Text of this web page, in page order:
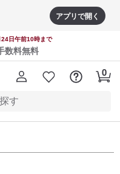
アプリで開く
日午前10時まで
数料無料